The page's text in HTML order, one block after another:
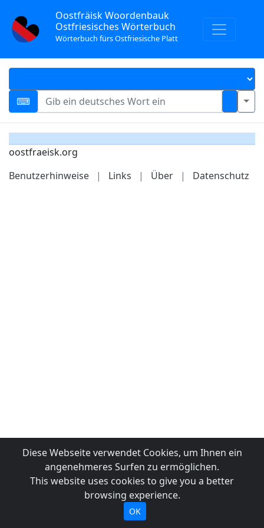
Oostfräisk Woordenbauk
Ostfriesisches Wörterbuch
Wörterbuch fürs Ostfriesische Platt
oostfraeisk.org
Benutzerhinweise
| Links | Über | Datenschutz
Diese Webseite verwendet Cookies, um Ihnen ein
angenehmeres Surfen zu ermöglichen.
This website uses cookies to give you a better
browsing experience.
OK